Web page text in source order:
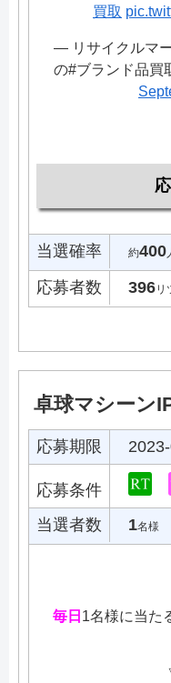
買取
— リサイクルマ
の#ブランド品買
当選確率 約400
応募者数 396リ
卓球マシーン
応募期限
応募条件
当選者数
1名様
毎日 1名様に当た